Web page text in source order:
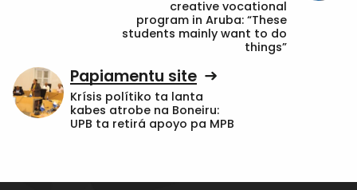
creative vocational
program in Aruba: “These
students mainly want to do
things”
Papiamentu site
Krísis polítiko ta lanta
kabes atrobe na Boneiru:
UPB ta retirá apoyo pa MPB